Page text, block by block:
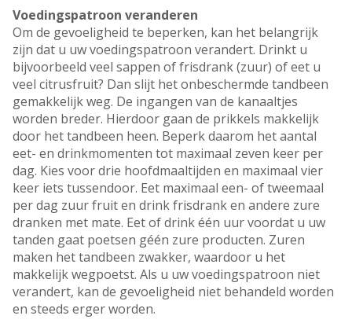
Voedingspatroon veranderen
Om de gevoeligheid te beperken, kan het belangrijk
zijn dat u uw voedingspatroon verandert. Drinkt u
bijvoorbeeld veel sappen of frisdrank (zuur) of eet u
veel citrusfruit? Dan slijt het onbeschermde tandbeen
gemakkelijk weg. De ingangen van de kanaaltjes
worden breder. Hierdoor gaan de prikkels makkelijk
door het tandbeen heen. Beperk daarom het aantal
eet- en drinkmomenten tot maximaal zeven keer per
dag. Kies voor drie hoofdmaaltijden en maximaal vier
keer iets tussendoor. Eet maximaal een- of tweemaal
per dag zuur fruit en drink frisdrank en andere zure
dranken met mate. Eet of drink één uur voordat u uw
tanden gaat poetsen géén zure producten. Zuren
maken het tandbeen zwakker, waardoor u het
makkelijk wegpoetst. Als u uw voedingspatroon niet
verandert, kan de gevoeligheid niet behandeld worden
en steeds erger worden.